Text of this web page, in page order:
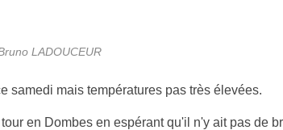
LADOUCEUR
samedi mais températures pas très élevées.
en Dombes en espérant qu'il n'y ait pas de